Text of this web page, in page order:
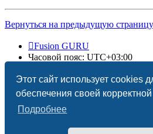
Этот сайт использует cookies
обеспечения своей
Подробнее
Вернуться на предыдущую страницу
Fusion GURU
Часовой пояс: UTC+03:00
Создано на основеphpBB® Forum